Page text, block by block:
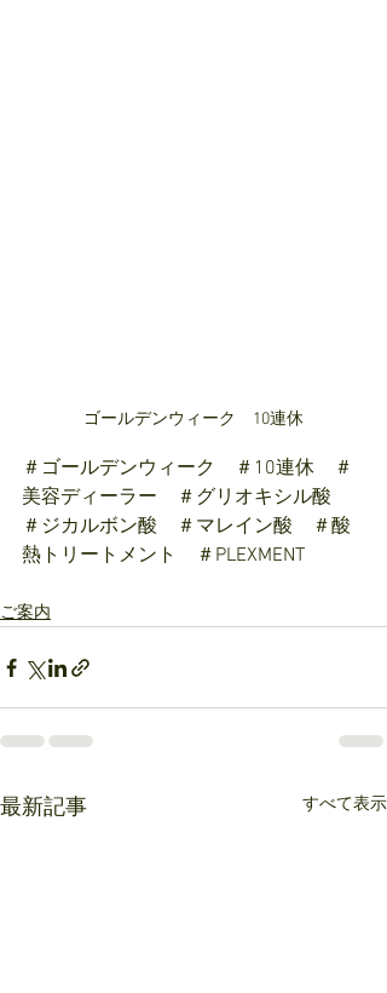
ゴールデンウィーク　10連休
＃ゴールデンウィーク　＃10連休　＃
美容ディーラー　＃グリオキシル酸
＃ジカルボン酸　＃マレイン酸　＃酸
熱トリートメント　＃PLEXMENT
ご案内
最新記事 すべて表示